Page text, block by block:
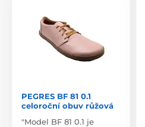
PEGRES BF 81 0.1
celoroční obuv růžová
"Model BF 81 0.1 je